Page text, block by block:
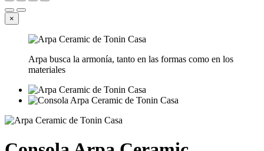
×
Arpa busca la armonía, tanto en las formas como en los
materiales